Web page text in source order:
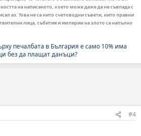
на написаното, което може даже да не съвпада с
аз. Това не са нито счетоводни съвети, нито правни
лица, събития и империи на злото са напълно
печалбата в България е само 10% има
без да плащат данъци?
#4